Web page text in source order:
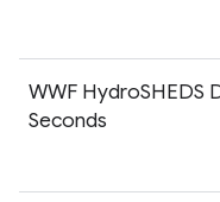
WWF HydroSHEDS
Seconds